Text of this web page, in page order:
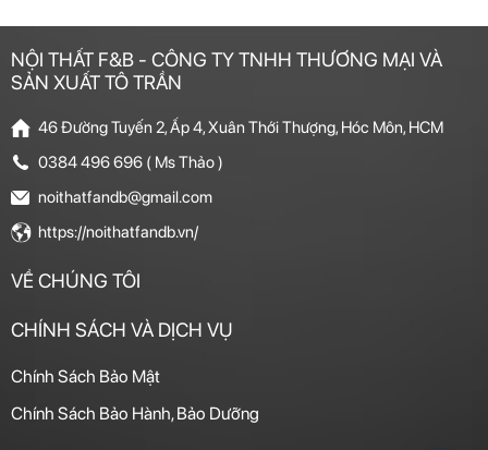
NỘI THẤT F&B - CÔNG TY TNHH THƯƠNG MẠI VÀ
SẢN XUẤT TÔ TRẦN
46 Đường Tuyến 2, Ấp 4, Xuân Thới Thượng, Hóc Môn, HCM
0384 496 696 ( Ms Thảo )
noithatfandb@gmail.com
https://noithatfandb.vn/
VỀ CHÚNG TÔI
CHÍNH SÁCH VÀ DỊCH VỤ
Chính Sách Bảo Mật
Chính Sách Bảo Hành, Bảo Dưỡng